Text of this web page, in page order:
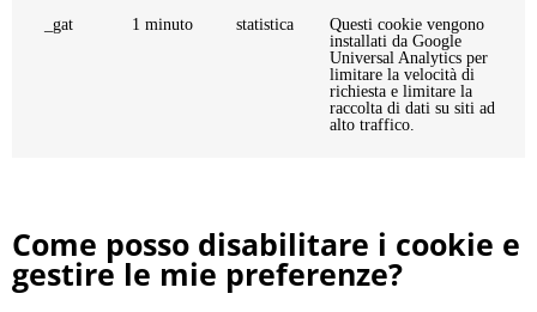
_gat 1 minuto statistica
Questi cookie vengono
installati da Google
Universal Analytics per
limitare la velocità di
richiesta e limitare la
raccolta di dati su siti ad
alto traffico.
Come posso disabilitare i cookie e
gestire le mie preferenze?